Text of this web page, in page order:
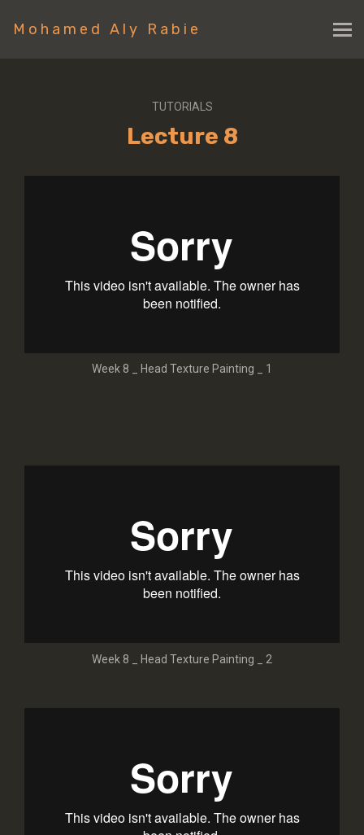
Mohamed Aly Rabie
TUTORIALS
Lecture 8
Week 8 _ Head Texture Painting _ 1
Week 8 _ Head Texture Painting _ 2